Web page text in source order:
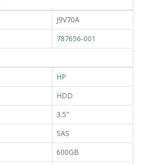
J9V70A
787656-001
HP
HDD
3.5"
SAS
600GB